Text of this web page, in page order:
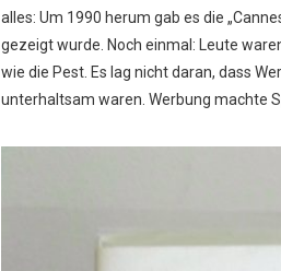
alles: Um 1990 herum gab es die
gezeigt wurde. Noch einmal: Leute
wie die Pest. Es lag nicht daran, dass
unterhaltsam waren. Werbung machte